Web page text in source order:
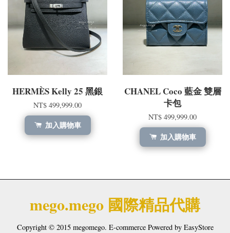
HERMÈS Kelly 25 黑銀
NT$ 499,999.00
加入購物車
CHANEL Coco 藍金 雙層
卡包
NT$ 499,999.00
加入購物車
mego.mego 國際精品代購
Copyright © 2015 megomego. E-commerce Powered by EasyStore